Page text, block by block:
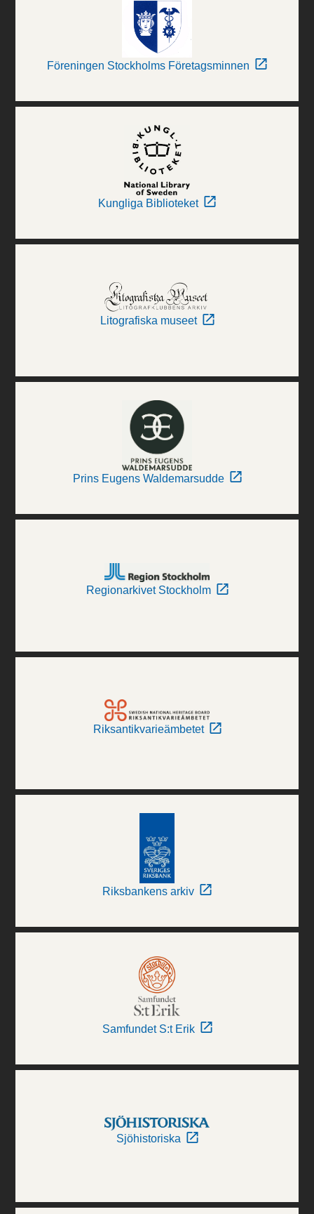
Föreningen Stockholms Företagsminnen
Kungliga Biblioteket
Litografiska museet
Prins Eugens Waldemarsudde
Regionarkivet Stockholm
Riksantikvarieämbetet
Riksbankens arkiv
Samfundet S:t Erik
Sjöhistoriska